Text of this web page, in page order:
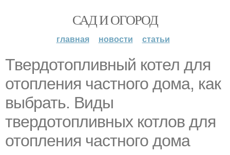
САД И ОГОРОД
главная новости статьи
Твердотопливный котел для
отопления частного дома, как
выбрать. Виды
твердотопливных котлов для
отопления частного дома